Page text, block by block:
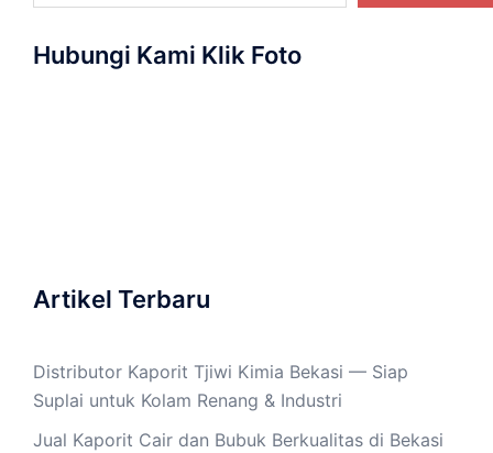
Hubungi Kami Klik Foto
Artikel Terbaru
Distributor Kaporit Tjiwi Kimia Bekasi — Siap
Suplai untuk Kolam Renang & Industri
Jual Kaporit Cair dan Bubuk Berkualitas di Bekasi